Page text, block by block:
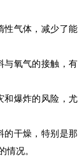
气体，减少了能
氧气的接触，有
爆炸的风险，尤
干燥，特别是那
情况。